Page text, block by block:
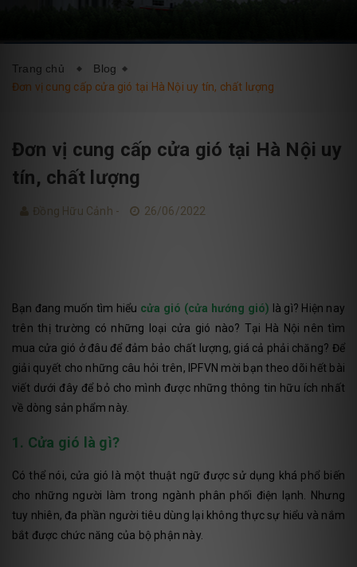
BLOG LIÊN HỆ
Trang chủ
Blog
Đơn vị cung cấp cửa gió tại Hà Nội uy tín, chất lượng
Đơn vị cung cấp cửa gió tại Hà Nội uy
tín, chất lượng
Đồng Hữu Cảnh - 26/06/2022
Bạn đang muốn tìm hiểu cửa gió (cửa hướng gió) là gì? Hiện nay
trên thị trường có những loại cửa gió nào? Tại Hà Nội nên tìm
mua cửa gió ở đâu để đảm bảo chất lượng, giá cả phải chăng? Để
giải quyết cho những câu hỏi trên, IPFVN mời bạn theo dõi hết bài
viết dưới đây để bỏ cho mình được những thông tin hữu ích nhất
về dòng sản phẩm này.
1. Cửa gió là gì?
Có thể nói, cửa gió là một thuật ngữ được sử dụng khá phổ biến
cho những người làm trong ngành phân phối điện lạnh. Nhưng
tuy nhiên, đa phần người tiêu dùng lại không thực sự hiểu và nắm
bắt được chức năng của bộ phận này.